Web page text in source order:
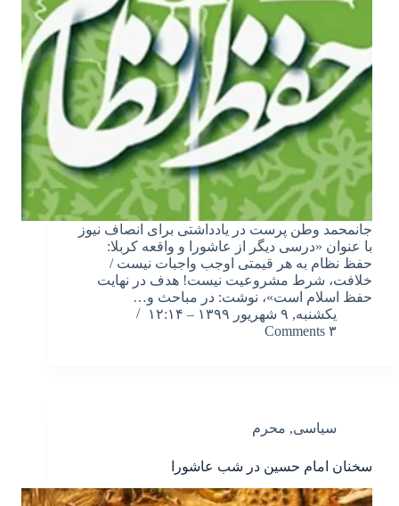
جانمحمد وطن پرست در یادداشتی برای انصاف نیوز
با عنوان «درسی دیگر از عاشورا و واقعه کربلا:
حفظ نظام به هر قیمتی اوجب واجبات نیست /
خلافت، شرط مشروعیت نیست! هدف در نهایت
حفظ اسلام است»، نوشت: در مباحث و…
یکشنبه, ۹ شهریور ۱۳۹۹ – ۱۲:۱۴
۳ Comments
سیاسی, محرم
سخنان امام حسین در شب عاشورا